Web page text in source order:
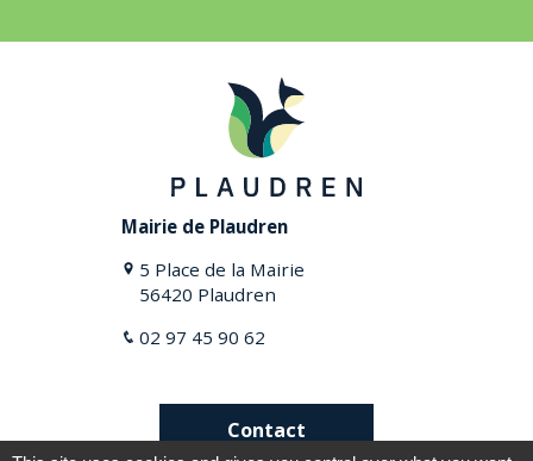
Mairie de Plaudren
5 Place de la Mairie
56420 Plaudren
02 97 45 90 62
Contact